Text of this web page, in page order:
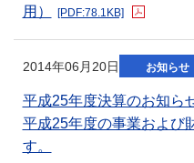
用）
[PDF:78.1KB]
2014年06月20日 お知らせ
平成25年度決算のお知ら
平成25年度の事業および
す。